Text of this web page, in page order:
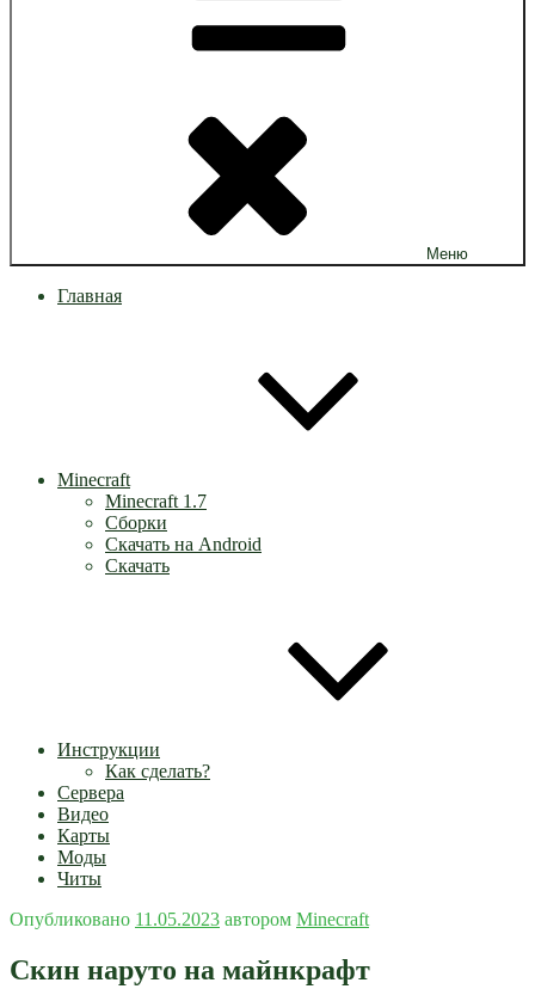
Меню
Главная
Minecraft
Minecraft 1.7
Сборки
Скачать на Android
Скачать
Инструкции
Как сделать?
Сервера
Видео
Карты
Моды
Читы
Опубликовано 11.05.2023 автором Minecraft
Скин наруто на майнкрафт